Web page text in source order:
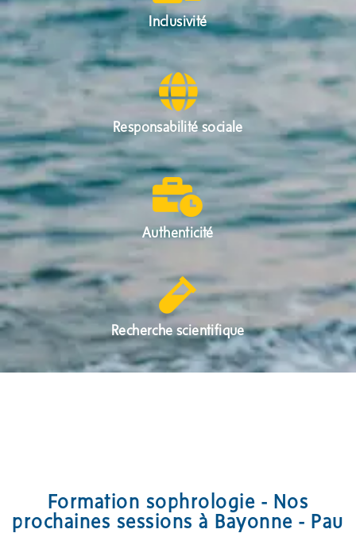
Inclusivité
Responsabilité sociale
Authenticité
Recherche scientifique
Formation sophrologie - Nos
prochaines sessions à Bayonne - Pau